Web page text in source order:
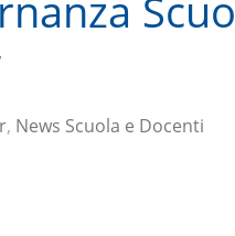
, News Scuola e Docenti